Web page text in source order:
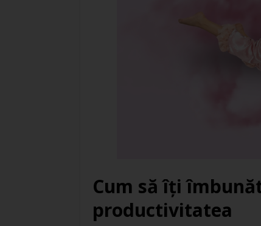
Cum să îți
productivitatea